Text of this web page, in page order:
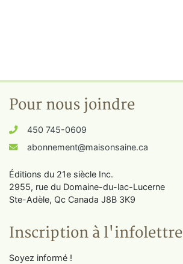
Pour nous joindre
450 745-0609
abonnement@maisonsaine.ca
Éditions du 21e siècle Inc.
2955, rue du Domaine-du-lac-Lucerne
Ste-Adèle, Qc Canada J8B 3K9
Inscription à l'infolettre
Soyez informé !